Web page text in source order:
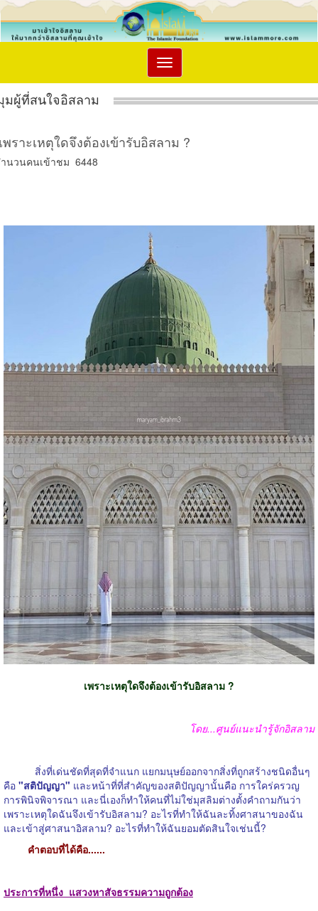
Toggle
navigation
มผู้ที่สนใจอิสลาม
พราะเหตุใดจึงต้องเข้ารับอิสลาม ?
นวนคนเข้าชม 6448
เพราะเหตุใดจึงต้องเข้ารับอิสลาม ?
โดย...ศูนย์แนะนำรู้จักอิสลาม
สิ่งที่เด่นชัดที่สุดที่จำแนก แยกมนุษย์ออกจากสิ่งที่ถูกสร้างชนิดอื่นๆ
คือ "สติปัญญา" และหน้าที่ที่สำคัญของสติปัญญานั้นคือ การใคร่ครวญ
การพินิจพิจารณา และนี่เองก็ทำให้คนที่ไม่ใช่มุสลิมต่างตั้งคำถามกันว่า
เพราะเหตุใดฉันจึงเข้ารับอิสลาม? อะไรที่ทำให้ฉันละทิ้งศาสนาของฉัน
และเข้าสู่ศาสนาอิสลาม? อะไรที่ทำให้ฉันยอมตัดสินใจเช่นนี้?
คำตอบที่ได้คือ......
ประการที่หนึ่ง แสวงหาสัจธรรมความถูกต้อง